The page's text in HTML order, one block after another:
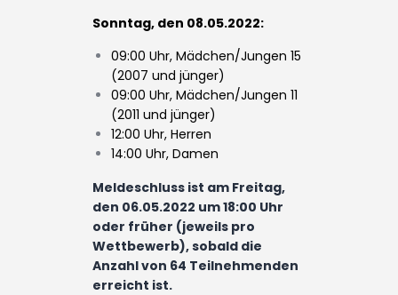
Sonntag, den 08.05.2022:
09:00 Uhr, Mädchen/Jungen 15
(2007 und jünger)
09:00 Uhr, Mädchen/Jungen 11
(2011 und jünger)
12:00 Uhr, Herren
14:00 Uhr, Damen
Meldeschluss ist am Freitag,
den 06.05.2022 um 18:00 Uhr
oder früher (jeweils pro
Wettbewerb), sobald die
Anzahl von 64 Teilnehmenden
erreicht ist.